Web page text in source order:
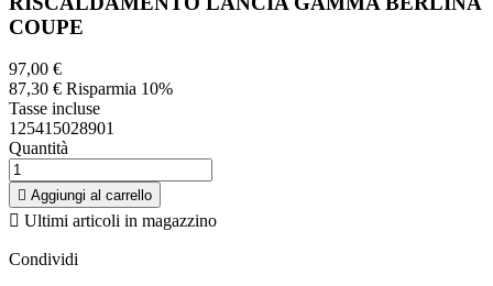
COUPE
97,00 €
87,30 € Risparmia 10%
Tasse incluse
125415028901
Quantità
 Aggiungi al carrello
 Ultimi articoli in magazzino
Condividi